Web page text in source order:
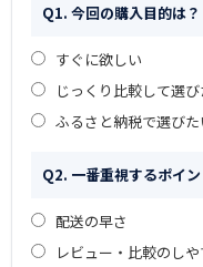
Q1. 今回の購入目的は？
すぐに欲しい
じっくり比較して選
ふるさと納税で選びた
Q2. 一番重視するポイン
配送の早さ
レビュー・比較のしや